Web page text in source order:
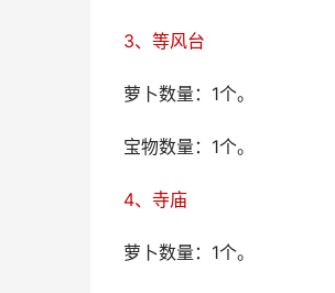
3、等风台
萝卜数量：1个。
宝物数量：1个。
4、寺庙
萝卜数量：1个。